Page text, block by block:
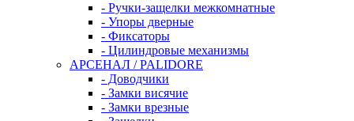
- Ручки-защелки межкомнатные
- Упоры дверные
- Фиксаторы
- Цилиндровые механизмы
АРСЕНАЛ / PALIDORE
- Доводчики
- Замки висячие
- Замки врезные